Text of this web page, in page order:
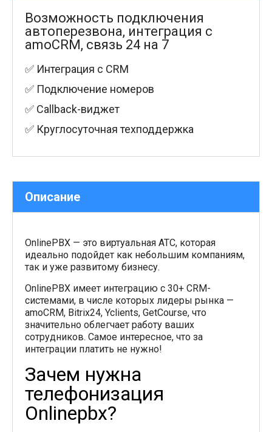
Возможность подключения
автоперезвона, интеграция с
amoCRM, связь 24 на 7
✅ Интеграция с CRM
✅ Подключение номеров
✅ Callback-виджет
✅ Круглосуточная техподдержка
Описание
OnlinePBX — это виртуальная АТС, которая
идеально подойдет как небольшим компаниям,
так и уже развитому бизнесу.
OnlinePBX имеет интеграцию с 30+ CRM-
системами, в числе которых лидеры рынка —
amoCRM, Bitrix24, Yclients, GetCourse, что
значительно облегчает работу ваших
сотрудников. Самое интересное, что за
интеграции платить не нужно!
Зачем нужна
телефонизация
Onlinepbx?